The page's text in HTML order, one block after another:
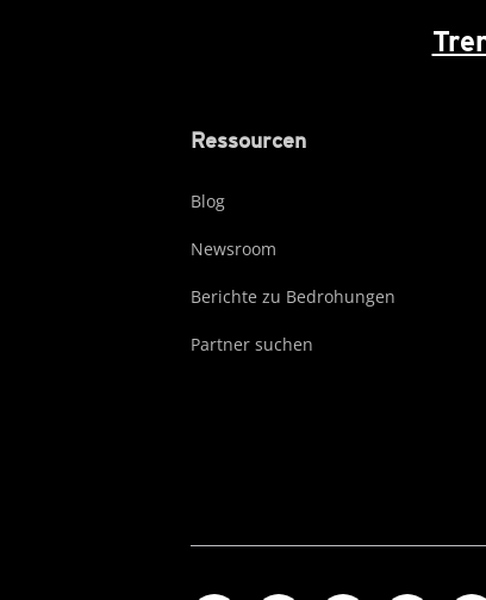
Ressourcen
Blog
Newsroom
Berichte zu Bedrohungen
Partner suchen